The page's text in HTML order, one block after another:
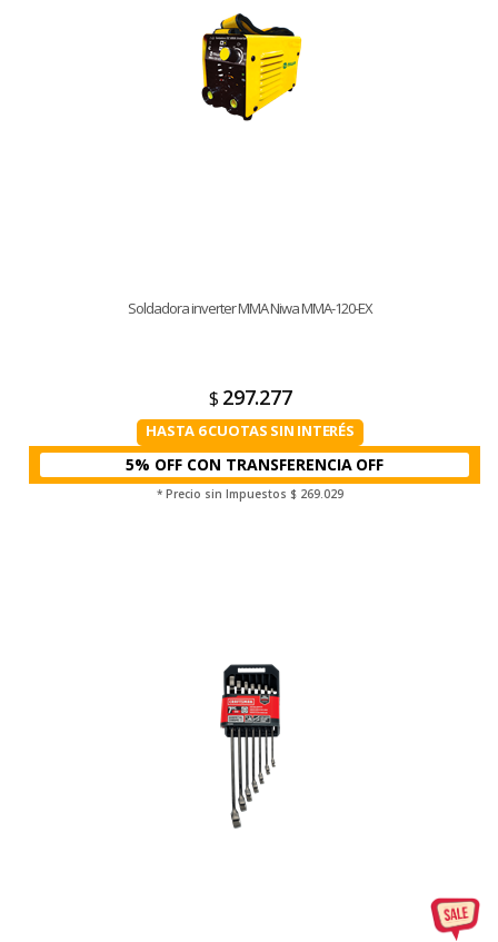
Soldadora inverter MMA Niwa MMA-120-EX
$ 297.277
HASTA 6 CUOTAS SIN INTERÉS
5% OFF CON TRANSFERENCIA
* Precio sin Impuestos $ 269.029